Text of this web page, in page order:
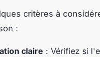
critères à
:
claire : Vérifiez si